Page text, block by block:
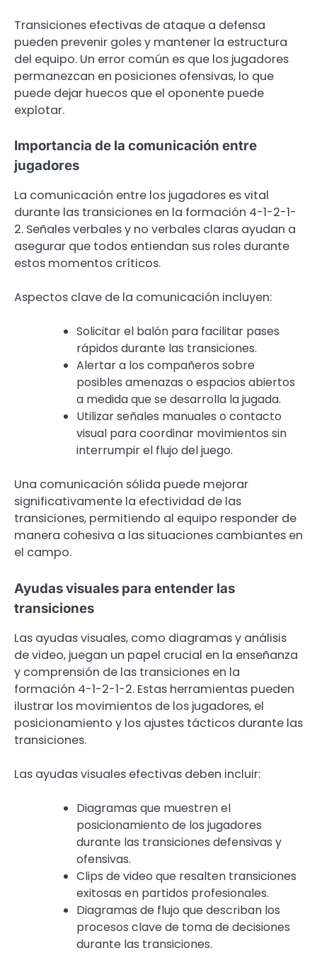
Transiciones efectivas de ataque a defensa
pueden prevenir goles y mantener la estructura
del equipo. Un error común es que los jugadores
permanezcan en posiciones ofensivas, lo que
puede dejar huecos que el oponente puede
explotar.
Importancia de la comunicación entre
jugadores
La comunicación entre los jugadores es vital
durante las transiciones en la formación 4-1-2-1-
2. Señales verbales y no verbales claras ayudan a
asegurar que todos entiendan sus roles durante
estos momentos críticos.
Aspectos clave de la comunicación incluyen:
Solicitar el balón para facilitar pases
rápidos durante las transiciones.
Alertar a los compañeros sobre
posibles amenazas o espacios abiertos
a medida que se desarrolla la jugada.
Utilizar señales manuales o contacto
visual para coordinar movimientos sin
interrumpir el flujo del juego.
Una comunicación sólida puede mejorar
significativamente la efectividad de las
transiciones, permitiendo al equipo responder de
manera cohesiva a las situaciones cambiantes en
el campo.
Ayudas visuales para entender las
transiciones
Las ayudas visuales, como diagramas y análisis
de video, juegan un papel crucial en la enseñanza
y comprensión de las transiciones en la
formación 4-1-2-1-2. Estas herramientas pueden
ilustrar los movimientos de los jugadores, el
posicionamiento y los ajustes tácticos durante las
transiciones.
Las ayudas visuales efectivas deben incluir:
Diagramas que muestren el
posicionamiento de los jugadores
durante las transiciones defensivas y
ofensivas.
Clips de video que resalten transiciones
exitosas en partidos profesionales.
Diagramas de flujo que describan los
procesos clave de toma de decisiones
durante las transiciones.